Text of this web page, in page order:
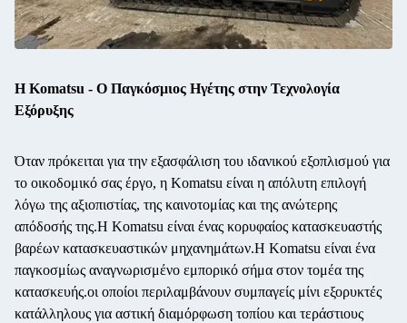
Η Komatsu - Ο Παγκόσμιος Ηγέτης στην Τεχνολογία
Εξόρυξης
Όταν πρόκειται για την εξασφάλιση του ιδανικού εξοπλισμού για
το οικοδομικό σας έργο, η Komatsu είναι η απόλυτη επιλογή
λόγω της αξιοπιστίας, της καινοτομίας και της ανώτερης
απόδοσής της.Η Komatsu είναι ένας κορυφαίος κατασκευαστής
βαρέων κατασκευαστικών μηχανημάτων.Η Komatsu είναι ένα
παγκοσμίως αναγνωρισμένο εμπορικό σήμα στον τομέα της
κατασκευής.οι οποίοι περιλαμβάνουν συμπαγείς μίνι εξορυκτές
κατάλληλους για αστική διαμόρφωση τοπίου και τεράστιους